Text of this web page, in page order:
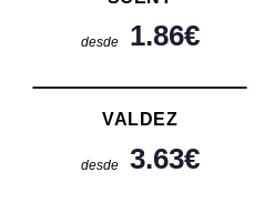
desde 1.86€
VALDEZ
desde 3.63€